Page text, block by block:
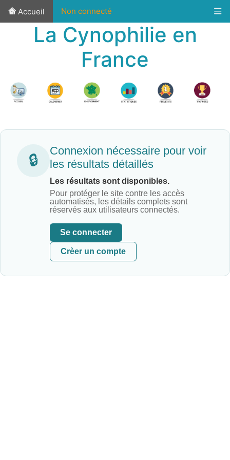
Accueil Non connecté
La Cynophilie en
France
🔒
Connexion nécessaire pour voir
les résultats détaillés
Les résultats sont disponibles.
Pour protéger le site contre les accès
automatisés, les détails complets sont
réservés aux utilisateurs connectés.
Se connecter
Crèer un compte